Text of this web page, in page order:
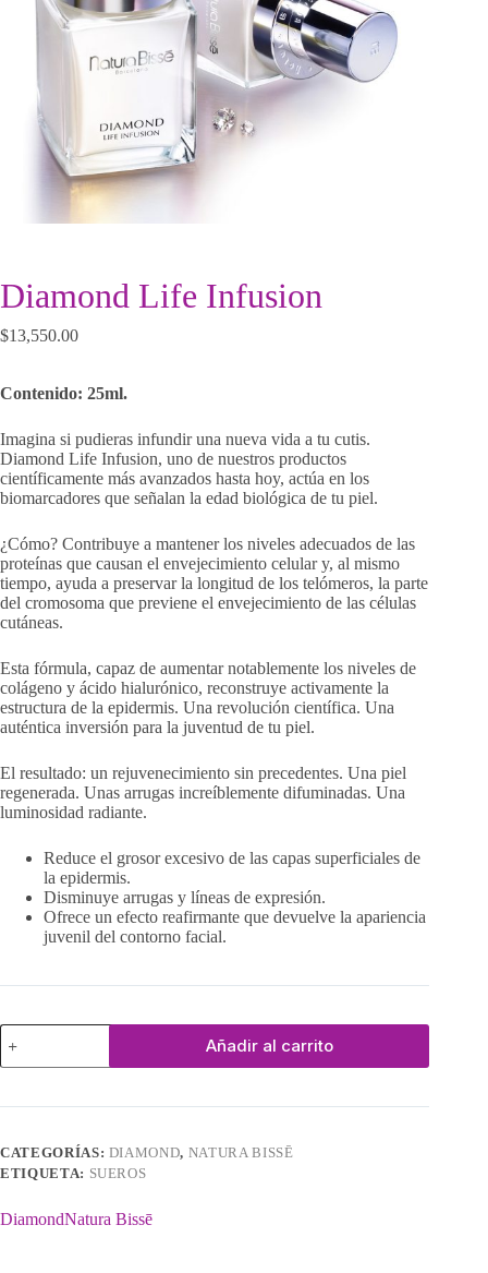
Diamond Life Infusion
$13,550.00
Contenido: 25ml.
Imagina si pudieras infundir una nueva vida a tu cutis.
Diamond Life Infusion, uno de nuestros productos
científicamente más avanzados hasta hoy, actúa en los
biomarcadores que señalan la edad biológica de tu piel.
¿Cómo? Contribuye a mantener los niveles adecuados de las
proteínas que causan el envejecimiento celular y, al mismo
tiempo, ayuda a preservar la longitud de los telómeros, la parte
del cromosoma que previene el envejecimiento de las células
cutáneas.
Esta fórmula, capaz de aumentar notablemente los niveles de
colágeno y ácido hialurónico, reconstruye activamente la
estructura de la epidermis. Una revolución científica. Una
auténtica inversión para la juventud de tu piel.
El resultado: un rejuvenecimiento sin precedentes. Una piel
regenerada. Unas arrugas increíblemente difuminadas. Una
luminosidad radiante.
Reduce el grosor excesivo de las capas superficiales de
la epidermis.
Disminuye arrugas y líneas de expresión.
Ofrece un efecto reafirmante que devuelve la apariencia
juvenil del contorno facial.
Diamond
Life
Infusion
Añadir al carrito
CATEGORÍAS: DIAMOND, NATURA BISSĒ
ETIQUETA: SUEROS
DiamondNatura Bissē